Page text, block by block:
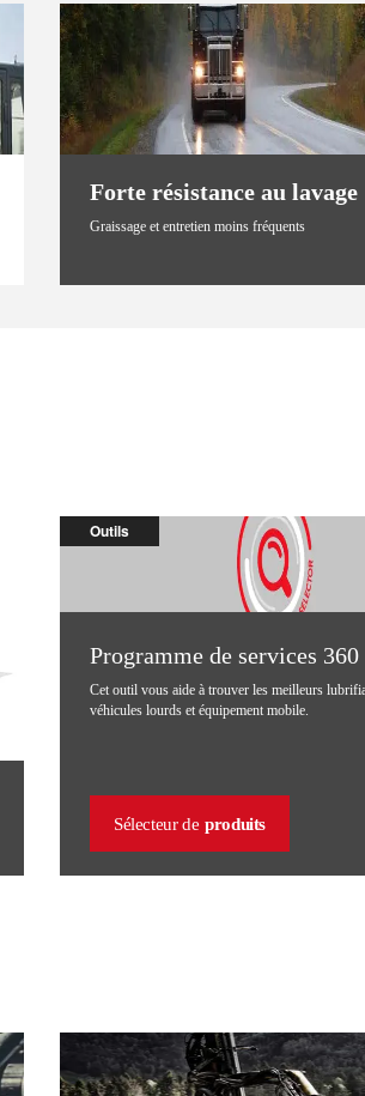
Forte résistance au lavage
Graissage et entretien moins fréquents
Outils
Programme de services 360
Cet outil vous aide à trouver les meilleurs
véhicules lourds et équipement mobile.
Sélecteur de produits